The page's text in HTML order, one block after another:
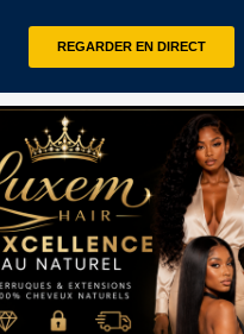
REGARDER EN DIRECT